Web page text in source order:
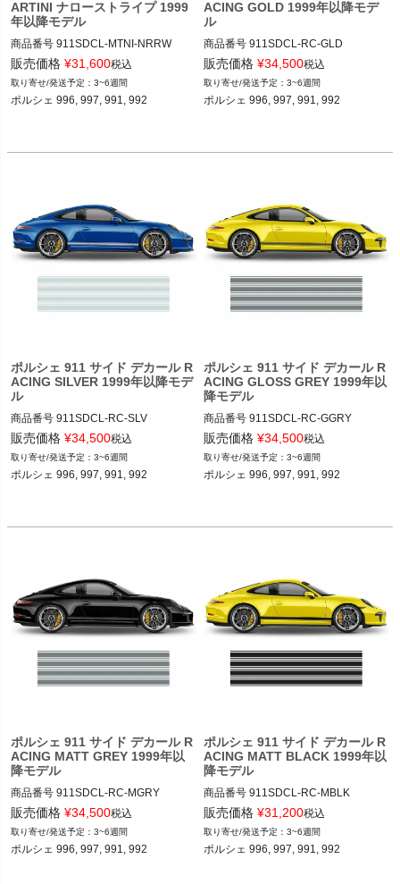
ARTINI ナローストライプ 1999
年以降モデル
商品番号 911SDCL-MTNI-NRRW
911SDCL-MTNI-NRRW
12ADS SKU: 無
販売価格 ¥31,600税込
3~6週間
ポルシェ 996, 997, 991, 992
ACING GOLD 1999年以降モデ
ル
商品番号 911SDCL-RC-GLD
911SDCL-RC-GLD
12ADS SKU: 無
販売価格 ¥34,500税込
3~6週間
ポルシェ 996, 997, 991, 992
ポルシェ 911 サイド デカール R
ACING SILVER 1999年以降モデ
ル
商品番号 911SDCL-RC-SLV
911SDCL-RC-SLV
12ADS SKU: 無
販売価格 ¥34,500税込
3~6週間
ポルシェ 996, 997, 991, 992
ポルシェ 911 サイド デカール R
ACING GLOSS GREY 1999年以
降モデル
商品番号 911SDCL-RC-GGRY
911SDCL-RC-GGRY
12ADS SKU: 無
販売価格 ¥34,500税込
3~6週間
ポルシェ 996, 997, 991, 992
ポルシェ 911 サイド デカール R
ACING MATT GREY 1999年以
降モデル
商品番号 911SDCL-RC-MGRY
911SDCL-RC-MGRY
12ADS SKU: 無
販売価格 ¥34,500税込
3~6週間
ポルシェ 996, 997, 991, 992
ポルシェ 911 サイド デカール R
ACING MATT BLACK 1999年以
降モデル
商品番号 911SDCL-RC-MBLK
911SDCL-RC-MBLK
12ADS SKU: 無
販売価格 ¥31,200税込
3~6週間
ポルシェ 996, 997, 991, 992